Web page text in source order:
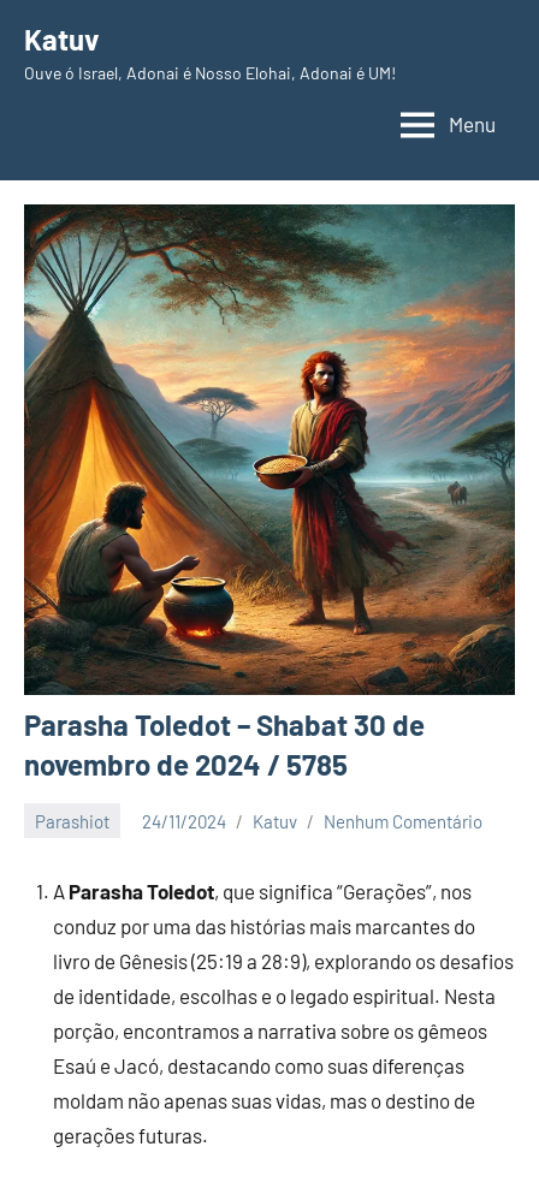
paraKatuv
Ouve ó Israel, Adonai é Nosso Elohai, Adonai é UM!
Menu
Parasha Toledot – Shabat 30 de
novembro de 2024 / 5785
Parashiot 24/11/2024 Katuv Nenhum Comentário
A Parasha Toledot, que significa “Gerações”, nos
conduz por uma das histórias mais marcantes do
livro de Gênesis (25:19 a 28:9), explorando os desafios
de identidade, escolhas e o legado espiritual. Nesta
porção, encontramos a narrativa sobre os gêmeos
Esaú e Jacó, destacando como suas diferenças
moldam não apenas suas vidas, mas o destino de
gerações futuras.